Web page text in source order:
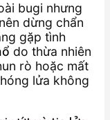
bugi nhưng
dừng chẩn
gặp tình
do thừa nhiên
rò hoặc mất
lửa không